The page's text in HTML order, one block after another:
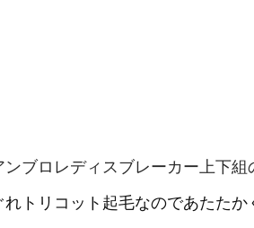
ブロレディスブレーカー上下組
れトリコット起毛なのであたた